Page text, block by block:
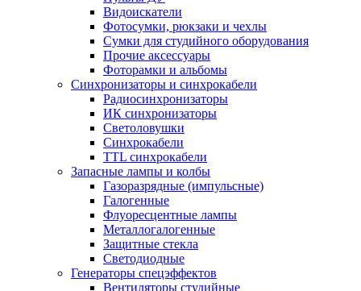
Видоискатели
Фотосумки, рюкзаки и чехлы
Сумки для студийного оборудования
Прочие аксессуары
Фоторамки и альбомы
Синхронизаторы и синхрокабели
Радиосинхронизаторы
ИК синхронизаторы
Светоловушки
Синхрокабели
TTL синхрокабели
Запасные лампы и колбы
Газоразрядные (импульсные)
Галогенные
Флуоресцентные лампы
Металлогалогенные
Защитные стекла
Светодиодные
Генераторы спецэффектов
Вентиляторы студийные